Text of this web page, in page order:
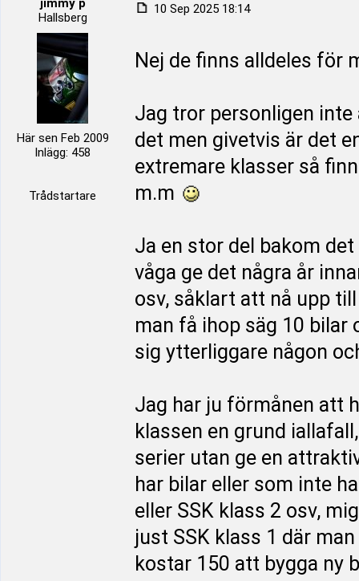
jimmy p
Hallsberg
Här sen Feb 2009
Inlägg: 458
Trådstartare
10 Sep 2025 18:14
Nej de finns alldeles för
Jag tror personligen
det men givetvis är det
extremare klasser så
m.m
Ja en stor del bakom
våga ge det några år
osv, såklart att nå upp
man få ihop säg 10 bilar
sig ytterliggare någon
Jag har ju förmånen att
klassen en grund
serier utan ge en
har bilar eller som inte
eller SSK klass 2 osv,
just SSK klass 1 där
kostar 150 att bygga ny